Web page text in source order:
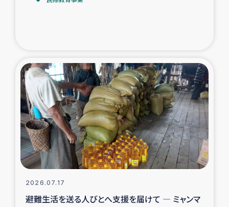
コーヒー生産者支援
アイナロ県マウベシ郡でのコーヒー畑改善事業
ベイルート大規模爆発被災者支援
女性の生計向上支援
アグロフォレストリー（カカオ）事業
2026.07.17
避難生活を送る人びとへ支援を届けて ― ミャンマ